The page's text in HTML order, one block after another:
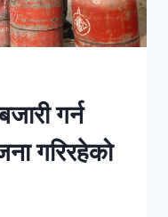
गर्न
गरिरहेको